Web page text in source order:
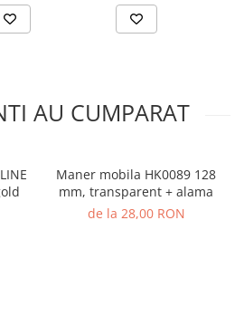
AU CUMPARAT
Maner mobila HK0089 128
mm, transparent + alama
de la 28,00 RON